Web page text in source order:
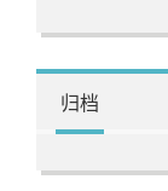
归档